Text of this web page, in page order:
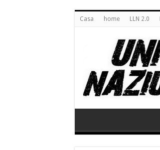
Casa home LLN 2.0